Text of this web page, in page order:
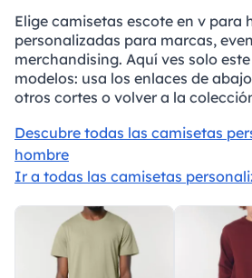
Elige camisetas escote en v para
personalizadas para marcas,
merchandising. Aquí ves solo
modelos: usa los enlaces de
otros cortes o volver a la
Descubre todas las camisetas
hombre
Ir a todas las camisetas